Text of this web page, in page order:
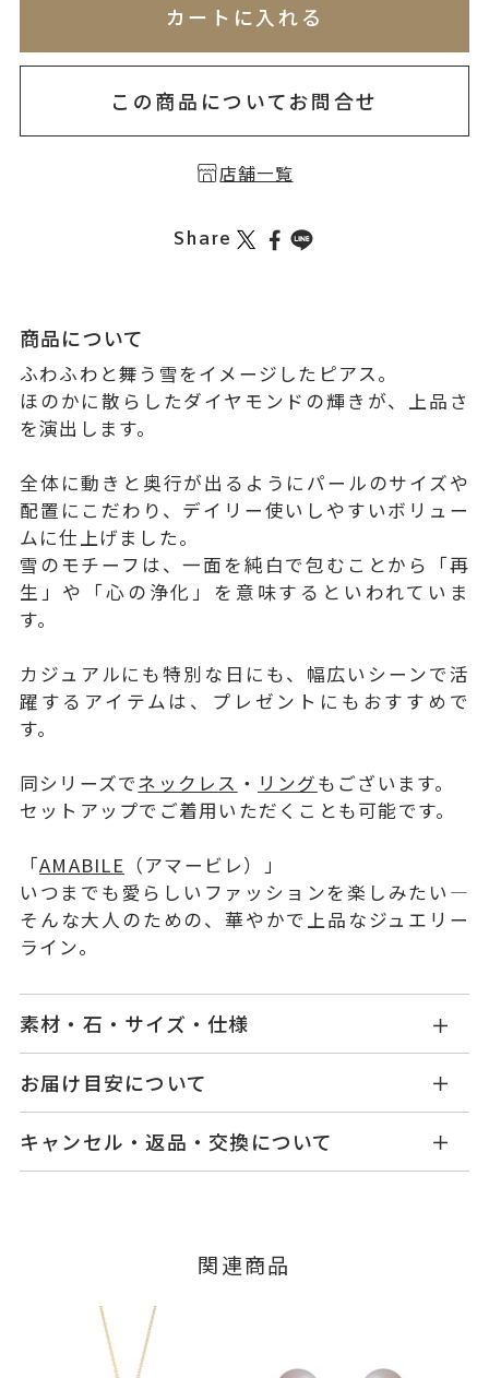
カートに入れる
この商品についてお問合せ
店舗一覧
Share
商品について
ふわふわと舞う雪をイメージしたピアス。
ほのかに散らしたダイヤモンドの輝きが、上品さ
を演出します。
全体に動きと奥行が出るようにパールのサイズや
配置にこだわり、デイリー使いしやすいボリュー
ムに仕上げました。
雪のモチーフは、一面を純白で包むことから「再
生」や「心の浄化」を意味するといわれていま
す。
カジュアルにも特別な日にも、幅広いシーンで活
躍するアイテムは、プレゼントにもおすすめで
す。
同シリーズでネックレス ・ リングもございます。
セットアップでご着用いただくことも可能です。
「AMABILE （アマービレ）」
いつまでも愛らしいファッションを楽しみたい―
そんな大人のための、華やかで上品なジュエリー
ライン。
素材・石・サイズ・仕様
品番
GL2321P001FPYG1
素材
K10イエローゴールド
石
ダイヤモンド0.02ct
がございます。
リングサイズ
縦：約15mm 横：約16.7mm 厚
お届け目安について
せ。
ご注文およびご入金確認後、以下の日程にて発送
■お届け目安が「3営業日以内に発送」の商品
例：金曜日17時までのご注文→翌週火曜日までに
発送いたします。
キャンセル・返品・交換について
ージの購入履歴一覧よりご注文状況をご確認いた
ご注文状況が「注文済み」の場合に限り、キャ
ンセルを承ります。
関連商品